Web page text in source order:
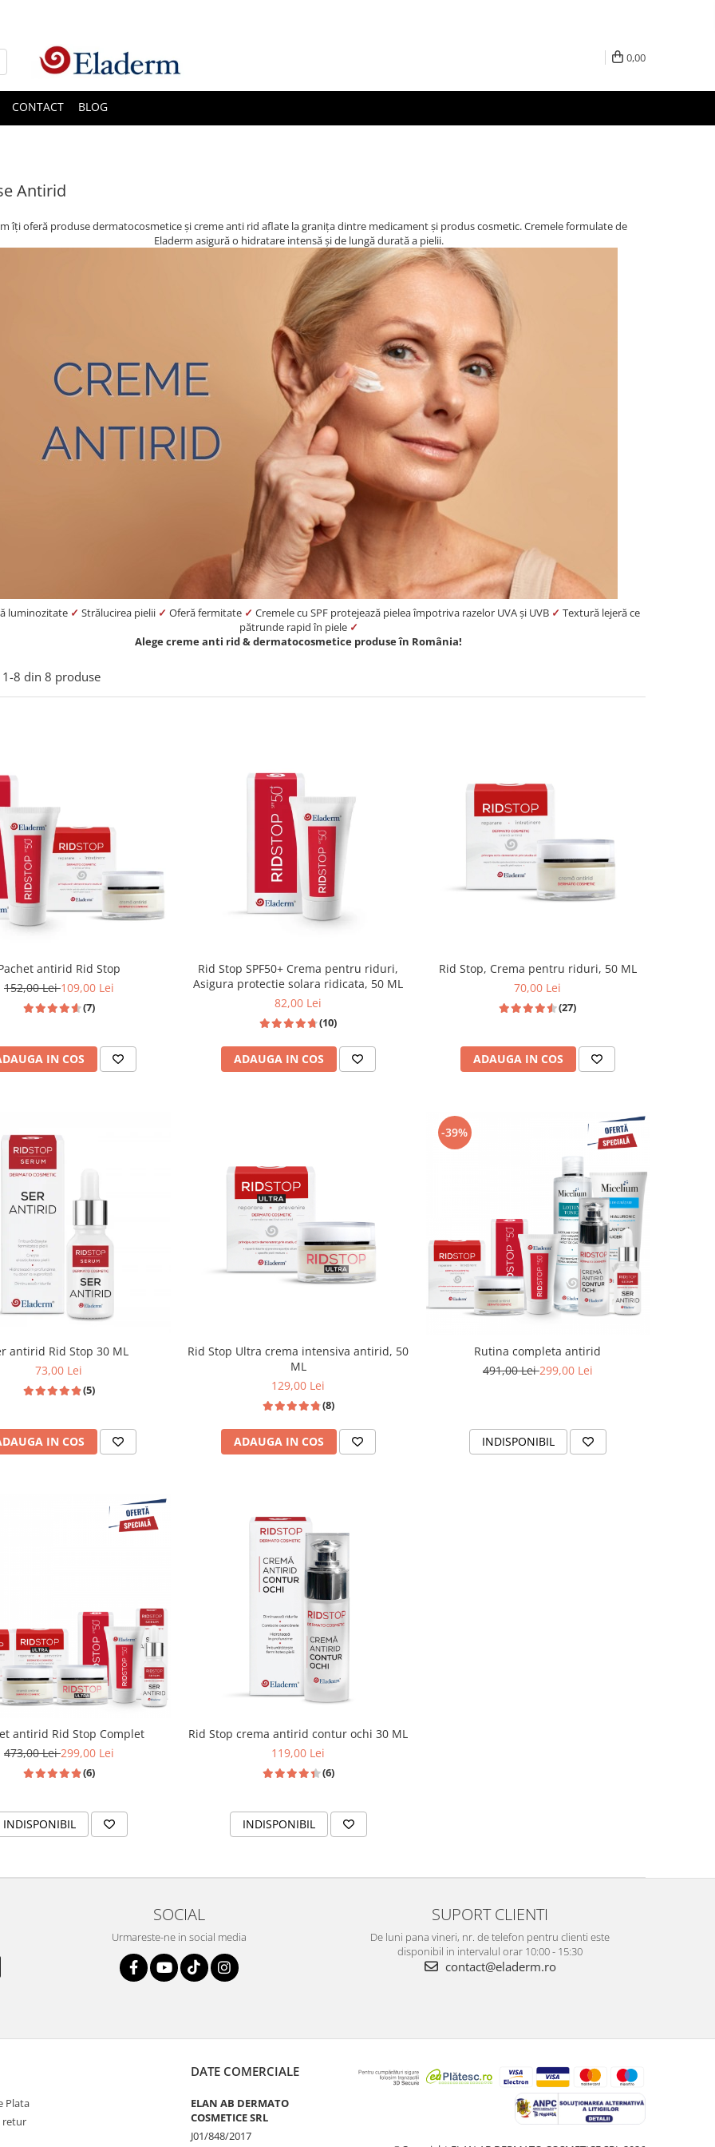
0,00
CONTACT BLOG
Antirid
îți oferă produse dermatocosmetice și creme anti rid aflate la granița dintre medicament și produs cosmetic. Cremele formulate de
Eladerm asigură o hidratare intensă și de lungă durată a pielii.
luminozitate ✓ Strălucirea pielii ✓ Oferă fermitate ✓ Cremele cu SPF protejează pielea împotriva razelor UVA și UVB ✓ Textură lejeră ce
pătrunde rapid în piele ✓
Alege creme anti rid & dermatocosmetice produse în România!
1-8 din 8 produse
antirid Rid Stop
152,00 Lei109,00 Lei
(7)
IN COS
Rid Stop SPF50+ Crema pentru riduri,
Asigura protectie solara ridicata, 50 ML
82,00 Lei
(10)
ADAUGA IN COS
Rid Stop, Crema pentru riduri, 50 ML
70,00 Lei
(27)
ADAUGA IN COS
antirid Rid Stop 30 ML
73,00 Lei
(5)
IN COS
Rid Stop Ultra crema intensiva antirid, 50
ML
129,00 Lei
(8)
ADAUGA IN COS
-39%
Rutina completa antirid
491,00 Lei299,00 Lei
INDISPONIBIL
antirid Rid Stop Complet
473,00 Lei299,00 Lei
(6)
INDISPONIBIL
Rid Stop crema antirid contur ochi 30 ML
119,00 Lei
(6)
INDISPONIBIL
SOCIAL
Urmareste-ne in social media
SUPORT CLIENTI
De luni pana vineri, nr. de telefon pentru clienti este
disponibil in intervalul orar 10:00 - 15:30
contact@eladerm.ro
Plata
retur
DATE COMERCIALE
ELAN AB DERMATO
COSMETICE SRL
J01/848/2017